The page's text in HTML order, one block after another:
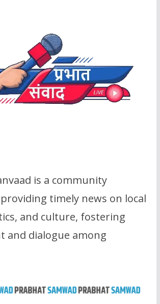
is a community
timely news on local
and culture, fostering
and dialogue among